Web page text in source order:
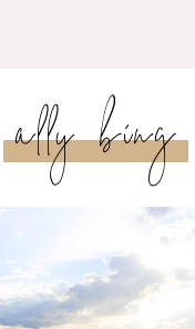
ally bing